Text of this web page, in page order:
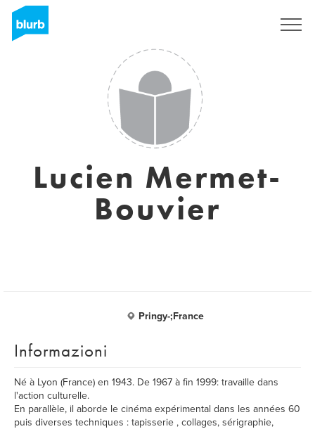
Lucien Mermet-
Bouvier
Pringy-;France
Informazioni
Né à Lyon (France) en 1943. De 1967 à fin 1999: travaille dans
l'action culturelle.
En parallèle, il aborde le cinéma expérimental dans les années 60
puis diverses techniques : tapisserie , collages, sérigraphie,